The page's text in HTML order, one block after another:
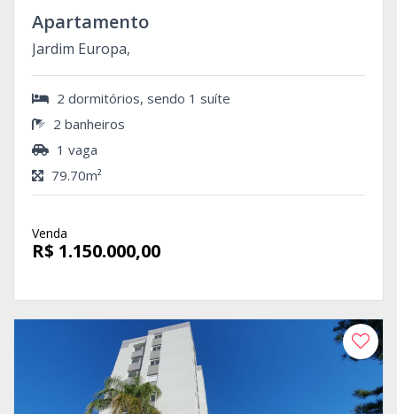
Apartamento
Jardim Europa,
2 dormitórios, sendo 1 suíte
2 banheiros
1 vaga
79.70m²
Venda
R$ 1.150.000,00